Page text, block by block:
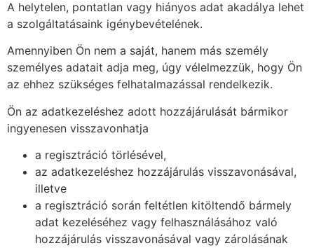
A helytelen, pontatlan vagy hiányos adat akadálya lehet
a szolgáltatásaink igénybevételének.
Amennyiben Ön nem a saját, hanem más személy
személyes adatait adja meg, úgy vélelmezzük, hogy Ön
az ehhez szükséges felhatalmazással rendelkezik.
Ön az adatkezeléshez adott hozzájárulását bármikor
ingyenesen visszavonhatja
a regisztráció törlésével,
az adatkezeléshez hozzájárulás visszavonásával,
illetve
a regisztráció során feltétlen kitöltendő bármely
adat kezeléséhez vagy felhasználásához való
hozzájárulás visszavonásával vagy zárolásának